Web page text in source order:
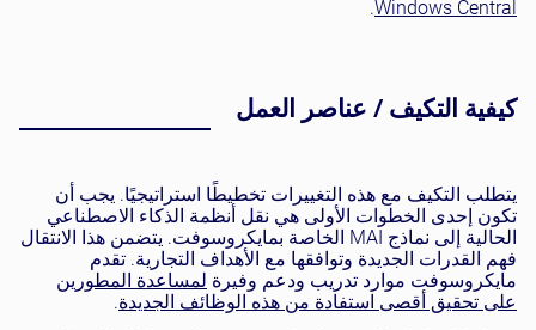
Windows Central
.
كيفية التكيف / عناصر العمل
يتطلب التكيف مع هذه التغييرات تخطيطًا استراتيجيًا. يجب أن
تكون إحدى الخطوات الأولى هي نقل أنظمة الذكاء الاصطناعي
الحالية إلى نماذج MAI الخاصة بمايكروسوفت. يتضمن هذا الانتقال
فهم القدرات الجديدة وتوافقها مع الأهداف التجارية. تقدم
مايكروسوفت موارد تدريب ودعم وفيرة لمساعدة المطورين
على تحقيق أقصى استفادة من هذه الوظائف الجديدة.